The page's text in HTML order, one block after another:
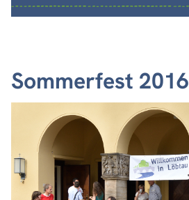
Sommerfest 2016